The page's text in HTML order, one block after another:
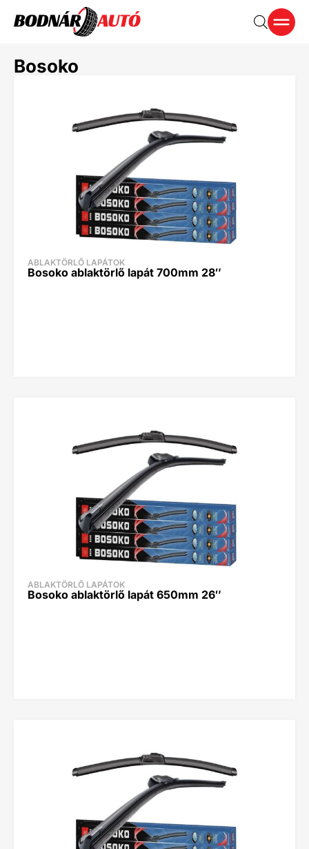
Bosoko
ABLAKTÖRLŐ LAPÁTOK
Bosoko ablaktörlő lapát 700mm 28″
ABLAKTÖRLŐ LAPÁTOK
Bosoko ablaktörlő lapát 650mm 26″